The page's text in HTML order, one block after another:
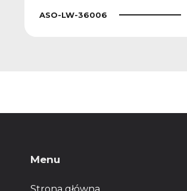
ASO-LW-36006
Menu
Strona główna